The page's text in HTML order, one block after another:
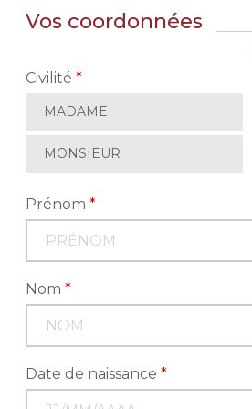
Vos coordonnées
Civilité*
MADAME
MONSIEUR
Prénom*
Nom*
Date de naissance*